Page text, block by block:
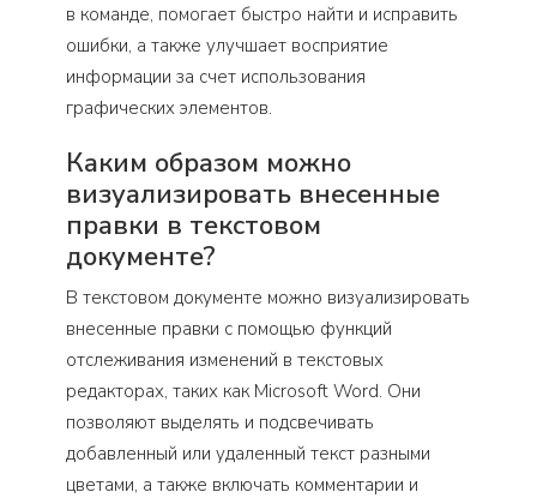
в команде, помогает быстро найти и исправить
ошибки, а также улучшает восприятие
информации за счет использования
графических элементов.
Каким образом можно
визуализировать внесенные
правки в текстовом
документе?
В текстовом документе можно визуализировать
внесенные правки с помощью функций
отслеживания изменений в текстовых
редакторах, таких как Microsoft Word. Они
позволяют выделять и подсвечивать
добавленный или удаленный текст разными
цветами, а также включать комментарии и